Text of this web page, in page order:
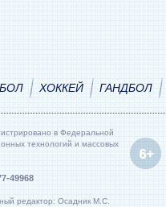
ХОККЕЙ ГАНДБОЛ
в Федеральной
технологий и массовых
49968
редактор: Осадник М.С.